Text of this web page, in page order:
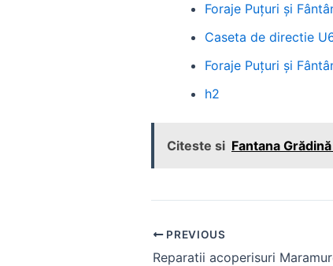
Foraje Puțuri și
Caseta de directie
Foraje Puțuri și
h2
Citeste si Fantana
Post
navigation
PREVIOUS
Reparatii acoperisuri